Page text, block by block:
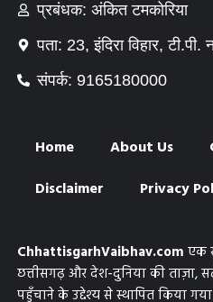
प्रबंधक: अंकित टमकोरिया
पता: 23, इंदिरा विहार,
संपर्क: 9165180000
Home About Us
Disclaimer
Privacy
ChhattisgarhVaibhav.com एक
छत्तीसगढ़ और देश-दुनिया की ताज़ा,
पहुँचाने के उद्देश्य से स्थापित किया